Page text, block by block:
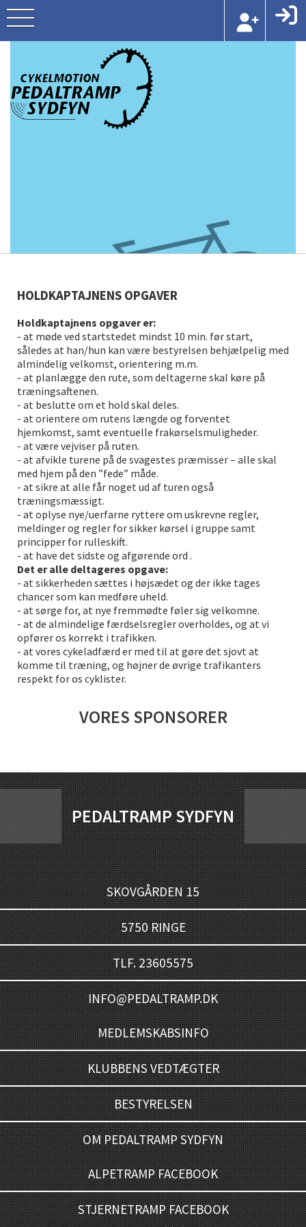
HOLDKAPTAJNENS OPGAVER
Holdkaptajnens opgaver er:
- at møde ved startstedet mindst 10 min. før start,
således at han/hun kan være bestyrelsen behjælpelig med
almindelig velkomst, orientering m.m.
- at planlægge den rute, som deltagerne skal køre på
træningsaftenen.
- at beslutte om et hold skal deles.
- at orientere om rutens længde og forventet
hjemkomst, samt eventuelle frakørselsmuligheder.
- at være vejviser på ruten.
- at afvikle turene på de svagestes præmisser – alle skal
med hjem på den ”fede” måde.
- at sikre at alle får noget ud af turen også
træningsmæssigt.
- at oplyse nye/uerfarne ryttere om uskrevne regler,
meldinger og regler for sikker kørsel i gruppe samt
principper for rulleskift.
- at have det sidste og afgørende ord .
Det er alle deltageres opgave:
- at sikkerheden sættes i højsædet og der ikke tages
chancer som kan medføre uheld.
- at sørge for, at nye fremmødte føler sig velkomne.
- at de almindelige færdselsregler overholdes, og at vi
opfører os korrekt i trafikken.
- at vores cykeladfærd er med til at gøre det sjovt at
komme til træning, og højner de øvrige trafikanters
respekt for os cyklister.
VORES SPONSORER
PEDALTRAMP SYDFYN
SKOVGÅRDEN 15
5750 RINGE
TLF. 23605575
INFO@PEDALTRAMP.DK
MEDLEMSKABSINFO
KLUBBENS VEDTÆGTER
BESTYRELSEN
OM PEDALTRAMP SYDFYN
ALPETRAMP FACEBOOK
STJERNETRAMP FACEBOOK